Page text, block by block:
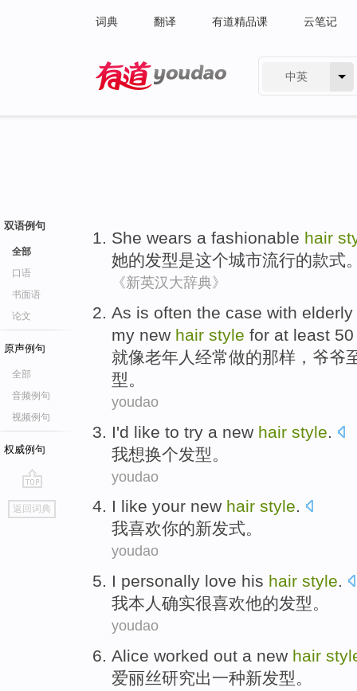
词典 翻译 有道精品课 云笔记
中英
双语例句
全部
口语
书面语
论文
原声例句
全部
音频例句
视频例句
权威例句
go
top
返回词典
She wears a fashionable hair
她的发型是这个城市流行的款式
《新英汉大辞典》
As is often the case with
my new hair style for at least 50
就像老年人 经常做的那样 ， 爷爷
型。
youdao
I'd like to try a new hair style
我想换个发型 。
youdao
I like your new hair style.
我喜欢你的新发式。
youdao
I personally love his hair style.
我本人确实很喜欢他的发型。
youdao
Alice worked out a new hair
爱丽丝研究出一种新发型。